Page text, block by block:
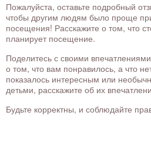
Пожалуйста, оставьте подробный
чтобы другим людям было проще
посещения! Расскажите о том, что
планирует посещение.
Поделитесь с своими
о том, что вам понравилось, а что
показалось интересным или
детьми, расскажите об их
Будьте корректны, и соблюдайте